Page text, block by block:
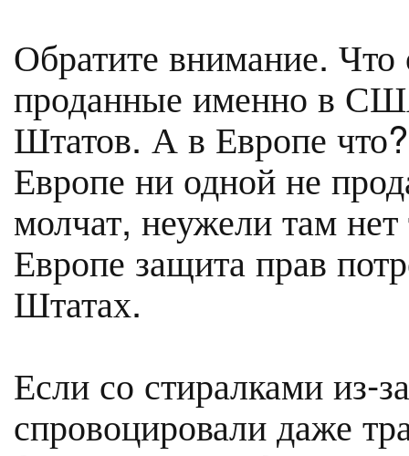
Обратите внимание.
проданные именно в
Штатов. А в Европе
Европе ни одной не
молчат, неужели там
Европе защита прав
Штатах.
Если со стиралками из-
спровоцировали даже